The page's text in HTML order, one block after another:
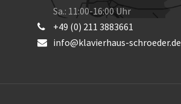
Sa.: 11:00-16:00 Uhr
+49 (0) 211 3883661
info@klavierhaus-schroeder.de